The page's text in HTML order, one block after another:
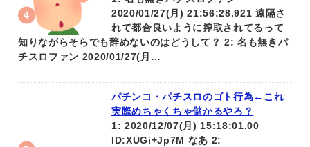
2020/01/27(月) 21:56:28.921 遠隔さ
れて都合良いように搾取されてるって
知りながらそらでも辞めないのはどうして？ 2: 名も無きパ
チスロファン 2020/01/27(月…
パチンコ・パチスロのゴト行為←これ
実際めちゃくちゃ儲かるやろ？
1: 2020/12/07(月) 15:18:01.00
ID:XUGi+Jp7M なあ 2: